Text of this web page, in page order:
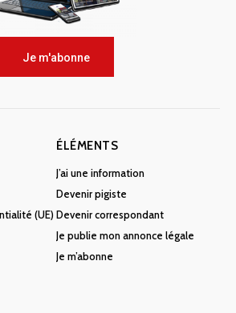
Je m'abonne
(UE)
ÉLÉMENTS
J’ai une information
Devenir pigiste
Devenir correspondant
Je publie mon annonce légale
Je m’abonne